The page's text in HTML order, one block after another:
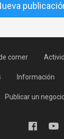
comer
Información
Publicar un